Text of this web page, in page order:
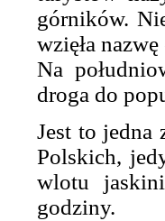
górników.
wzięła nazwę
Na
droga do
Jest to jedna
Polskich,
wlotu
godziny.